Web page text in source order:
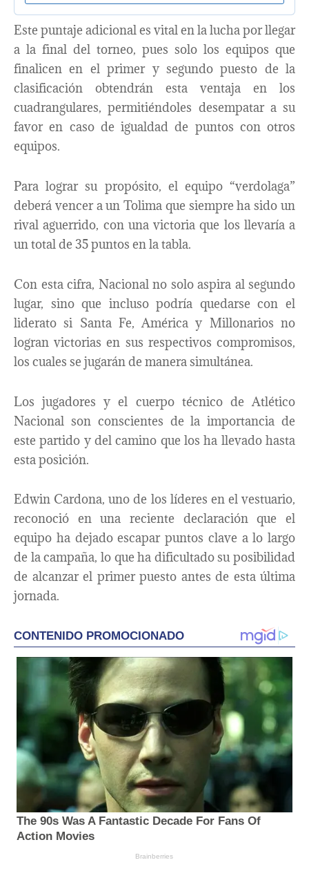
Este puntaje adicional es vital en la lucha por llegar
a la final del torneo, pues solo los equipos que
finalicen en el primer y segundo puesto de la
clasificación obtendrán esta ventaja en los
cuadrangulares, permitiéndoles desempatar a su
favor en caso de igualdad de puntos con otros
equipos.
Para lograr su propósito, el equipo “verdolaga”
deberá vencer a un Tolima que siempre ha sido un
rival aguerrido, con una victoria que los llevaría a
un total de 35 puntos en la tabla.
Con esta cifra, Nacional no solo aspira al segundo
lugar, sino que incluso podría quedarse con el
liderato si Santa Fe, América y Millonarios no
logran victorias en sus respectivos compromisos,
los cuales se jugarán de manera simultánea.
Los jugadores y el cuerpo técnico de Atlético
Nacional son conscientes de la importancia de
este partido y del camino que los ha llevado hasta
esta posición.
Edwin Cardona, uno de los líderes en el vestuario,
reconoció en una reciente declaración que el
equipo ha dejado escapar puntos clave a lo largo
de la campaña, lo que ha dificultado su posibilidad
de alcanzar el primer puesto antes de esta última
jornada.